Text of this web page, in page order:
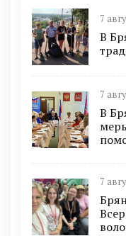
7
В
7
В
7